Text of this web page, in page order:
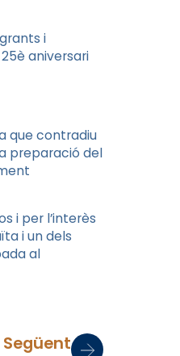
i
aniversari
que contradiu
preparació del
i per l’interès
i un dels
al
Següent